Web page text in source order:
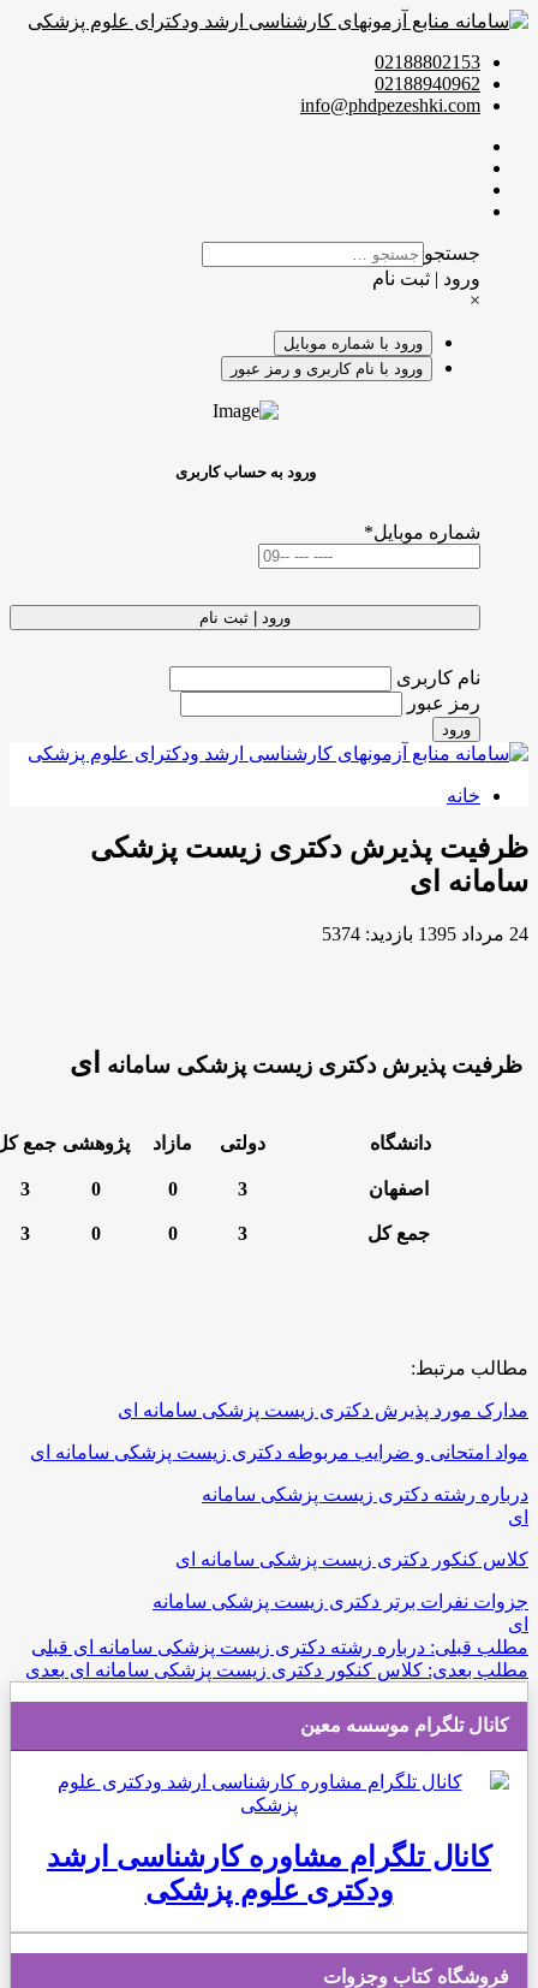
02188802153
02188940962
info@phdpezeshki.com
جستجو
ورود | ثبت نام
ورود با شماره موبایل
ورود با نام کاربری و رمز عبور
ورود به حساب کاربری
شماره موبایل*
ورود | ثبت نام
نام کاربری
رمز عبور
ورود
خانه
ظرفیت پذیرش دکتری زیست پزشکی
سامانه ای
24 مرداد 1395 بازدید: 5374
ظرفیت پذیرش دکتری زیست پزشکی سامانهای
دانشگاه دولتی مازاد پژوهشی جمع کل
اصفهان
جمع کل
مطالب مرتبط:
مدارک مورد پذیرش دکتری زیست پزشکی سامانه ای
مواد امتحانی و ضرایب مربوطه دکتری زیست پزشکی سامانه ای
درباره رشته دکتری زیست پزشکی سامانه
ای
کلاس کنکور دکتری زیست پزشکی سامانه ای
جزوات نفرات برتر دکتری زیست پزشکی سامانه
ای
مطلب قبلی: درباره رشته دکتری زیست پزشکی سامانه ایقبلی
مطلب بعدی: کلاس کنکور دکتری زیست پزشکی سامانه ایبعدی
کانال تلگرام موسسه معین
کانال تلگرام مشاوره کارشناسی ارشد
ودکتری علوم پزشکی
فروشگاه کتاب وجزوات